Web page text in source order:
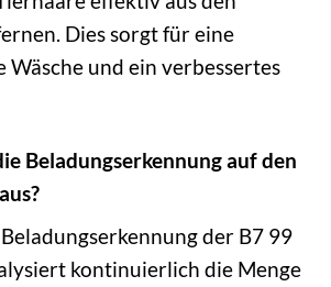
Dies sorgt für eine
Wäsche und ein verbessertes
Beladungserkennung auf den
der B7 99
kontinuierlich die Menge